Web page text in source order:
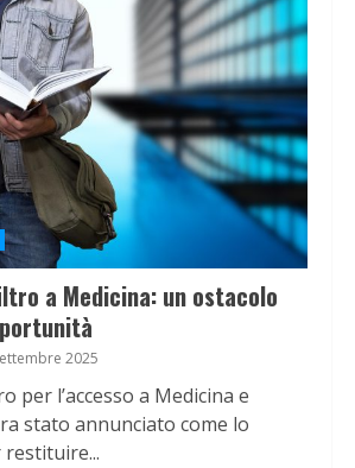
a Medicina: un ostacolo
2025
per l’accesso a Medicina e
stato annunciato come lo